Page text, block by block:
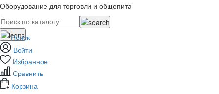
Оборудование для торговли и общепита
Поиск
Войти
Избранное
Сравнить
Корзина